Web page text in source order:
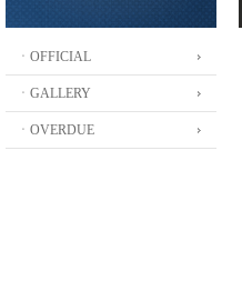
ㆍOFFICIAL
ㆍGALLERY
ㆍOVERDUE